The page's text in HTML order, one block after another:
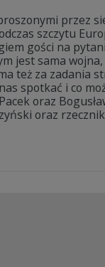
przez
szczytu
gości na
jest sama
też za zadania
spotkać i co
oraz
oraz